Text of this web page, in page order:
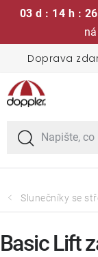
03 d : 14 h :
obsah
Doprava
Sedací
Slunečníky
Křesla a
Slunečníky se
Basic Lift